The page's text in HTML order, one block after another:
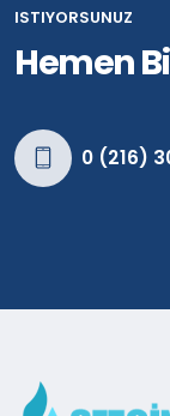
ISTIYORSUNUZ
Hemen
0 (216)